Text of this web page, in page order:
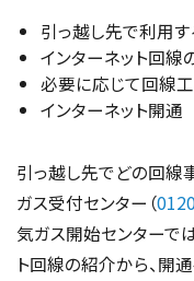
引っ越し先で利用
インターネット回
必要に応じて回線
インターネット開通
引っ越し先でどの回線
ガス受付センター（
気ガス開始センターで
ト回線の紹介から、開